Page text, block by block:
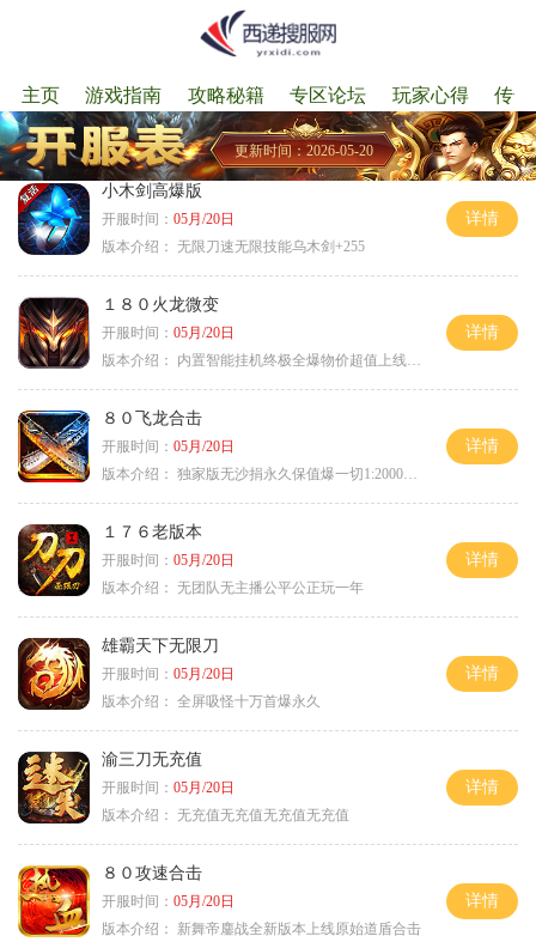
主页 游戏指南 攻略秘籍 专区论坛 玩家心得 传
更新时间：2026-05-20
小木剑高爆版
开服时间： 05月/20日
版本介绍： 无限刀速无限技能乌木剑+255
详情
１８０火龙微变
开服时间： 05月/20日
版本介绍：
内置智能挂机终极全爆物价超值上线送神器
详情
８０飞龙合击
开服时间： 05月/20日
版本介绍： 独家版无沙捐永久保值爆一切1:2000回3
详情
１７６老版本
开服时间： 05月/20日
版本介绍： 无团队无主播公平公正玩一年
详情
雄霸天下无限刀
开服时间： 05月/20日
版本介绍： 全屏吸怪十万首爆永久
详情
渝三刀无充值
开服时间： 05月/20日
版本介绍： 无充值无充值无充值无充值
详情
８０攻速合击
开服时间： 05月/20日
版本介绍：
新舞帝鏖战全新版本上线原始道盾合击
详情